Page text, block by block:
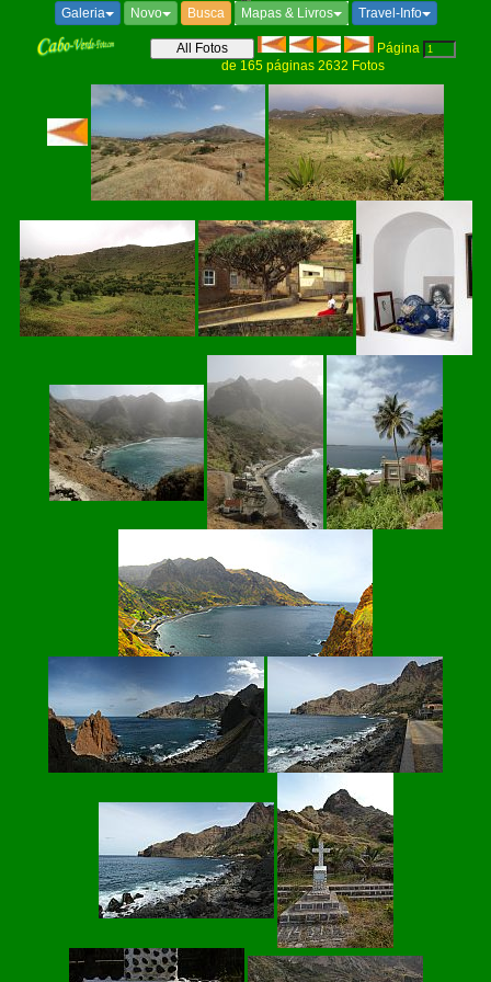
Galeria Novo Busca Mapas & Livros Travel-Info
Página
de 165páginas 2632 Fotos